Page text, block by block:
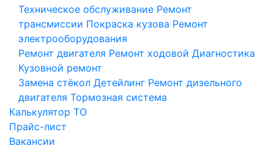
Техническое обслуживание Ремонт
трансмиссии Покраска кузова Ремонт
электрооборудования
Ремонт двигателя Ремонт ходовой Диагностика
Кузовной ремонт
Замена стёкол Детейлинг Ремонт дизельного
двигателя Тормозная система
Калькулятор ТО
Прайс-лист
Вакансии